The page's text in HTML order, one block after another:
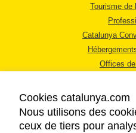
Tourisme de
Catalunya
Offices
Cookies catalunya.com
Nous utilisons des
ceux de tiers pour